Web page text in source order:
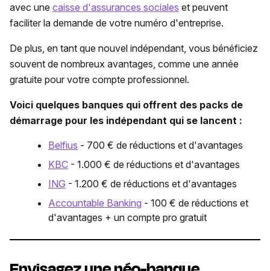
avec une caisse d'assurances sociales et peuvent
faciliter la demande de votre numéro d'entreprise.
De plus, en tant que nouvel indépendant, vous bénéficiez
souvent de nombreux avantages, comme une année
gratuite pour votre compte professionnel.
Voici quelques banques qui offrent des packs de
démarrage pour les indépendant qui se lancent :
Belfius - 700 € de réductions et d'avantages
KBC - 1.000 € de réductions et d'avantages
ING - 1.200 € de réductions et d'avantages
Accountable Banking - 100 € de réductions et
d'avantages + un compte pro gratuit